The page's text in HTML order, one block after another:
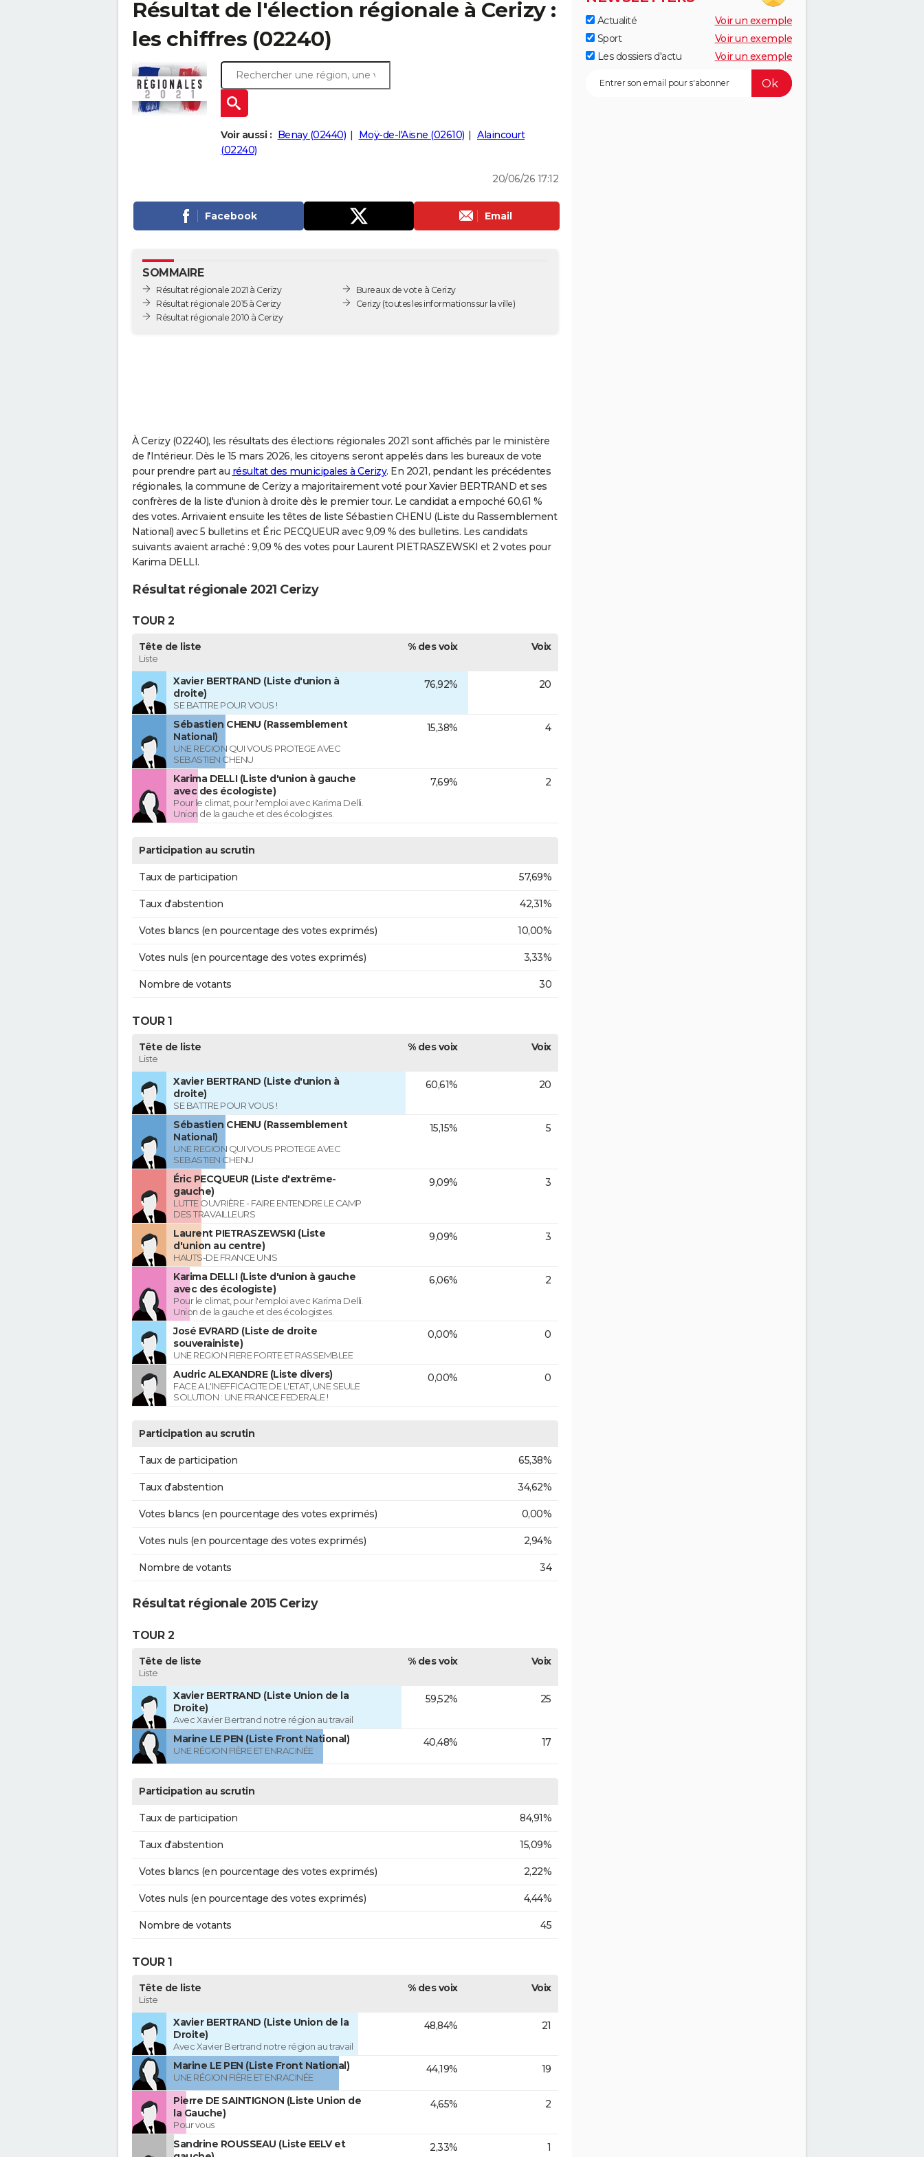
Résultat de l'élection régionale à Cerizy :
les chiffres (02240)
Voir aussi : Benay (02440) Moÿ-de-l'Aisne (02610)
Alaincourt
(02240)
20/06/26 17:12
Facebook Email
SOMMAIRE
Résultat régionale 2021 à Cerizy
Résultat régionale 2015 à Cerizy
Résultat régionale 2010 à Cerizy
Bureaux de vote à Cerizy
Cerizy(toutes les informations sur la ville)
À Cerizy (02240), les résultats des élections régionales 2021 sont affichés par le ministère
de l'Intérieur. Dès le 15 mars 2026, les citoyens seront appelés dans les bureaux de vote
pour prendre part au résultat des municipales à Cerizy. En 2021, pendant les précédentes
régionales, la commune de Cerizy a majoritairement voté pour Xavier BERTRAND et ses
confrères de la liste d'union à droite dès le premier tour. Le candidat a empoché 60,61 %
des votes. Arrivaient ensuite les têtes de liste Sébastien CHENU (Liste du Rassemblement
National) avec 5 bulletins et Éric PECQUEUR avec 9,09 % des bulletins. Les candidats
suivants avaient arraché : 9,09 % des votes pour Laurent PIETRASZEWSKI et 2 votes pour
Karima DELLI.
Résultat régionale 2021 Cerizy
TOUR 2
Tête de liste
Liste
% des voix Voix
Xavier BERTRAND (Liste d'union à
droite)
SE BATTRE POUR VOUS !
76,92% 20
Sébastien CHENU (Rassemblement
National)
UNE REGION QUI VOUS PROTEGE AVEC
SEBASTIEN CHENU
15,38% 4
Karima DELLI (Liste d'union à gauche
avec des écologiste)
Pour le climat, pour l'emploi avec Karima Delli.
Union de la gauche et des écologistes.
7,69% 2
Participation au scrutin
Taux de participation 57,69%
Taux d'abstention 42,31%
Votes blancs (en pourcentage des votes exprimés) 10,00%
Votes nuls (en pourcentage des votes exprimés) 3,33%
Nombre de votants 30
TOUR 1
Tête de liste
Liste
% des voix Voix
Xavier BERTRAND (Liste d'union à
droite)
SE BATTRE POUR VOUS !
60,61% 20
Sébastien CHENU (Rassemblement
National)
UNE REGION QUI VOUS PROTEGE AVEC
SEBASTIEN CHENU
15,15% 5
Éric PECQUEUR (Liste d'extrême-
gauche)
LUTTE OUVRIÈRE - FAIRE ENTENDRE LE CAMP
DES TRAVAILLEURS
9,09% 3
Laurent PIETRASZEWSKI (Liste
d'union au centre)
HAUTS-DE FRANCE UNIS
9,09% 3
Karima DELLI (Liste d'union à gauche
avec des écologiste)
Pour le climat, pour l'emploi avec Karima Delli.
Union de la gauche et des écologistes.
6,06% 2
José EVRARD (Liste de droite
souverainiste)
UNE REGION FIERE FORTE ET RASSEMBLEE
0,00% 0
Audric ALEXANDRE (Liste divers)
FACE A L'INEFFICACITE DE L'ETAT, UNE SEULE
SOLUTION : UNE FRANCE FEDERALE !
0,00% 0
Participation au scrutin
Taux de participation 65,38%
Taux d'abstention 34,62%
Votes blancs (en pourcentage des votes exprimés) 0,00%
Votes nuls (en pourcentage des votes exprimés) 2,94%
Nombre de votants 34
Résultat régionale 2015 Cerizy
TOUR 2
Tête de liste
Liste
% des voix Voix
Xavier BERTRAND (Liste Union de la
Droite)
Avec Xavier Bertrand notre région au travail
59,52% 25
Marine LE PEN (Liste Front National)
UNE RÉGION FIÈRE ET ENRACINÉE
40,48% 17
Participation au scrutin
Taux de participation 84,91%
Taux d'abstention 15,09%
Votes blancs (en pourcentage des votes exprimés) 2,22%
Votes nuls (en pourcentage des votes exprimés) 4,44%
Nombre de votants 45
TOUR 1
Tête de liste
Liste
% des voix Voix
Xavier BERTRAND (Liste Union de la
Droite)
Avec Xavier Bertrand notre région au travail
48,84% 21
Marine LE PEN (Liste Front National)
UNE RÉGION FIÈRE ET ENRACINÉE
44,19% 19
Pierre DE SAINTIGNON (Liste Union de
la Gauche)
Pour vous
4,65% 2
Sandrine ROUSSEAU (Liste EELV et
2,33% 1
Actualité
Voir un exemple
Sport
Voir un exemple
Les dossiers d'actu
Voir un exemple